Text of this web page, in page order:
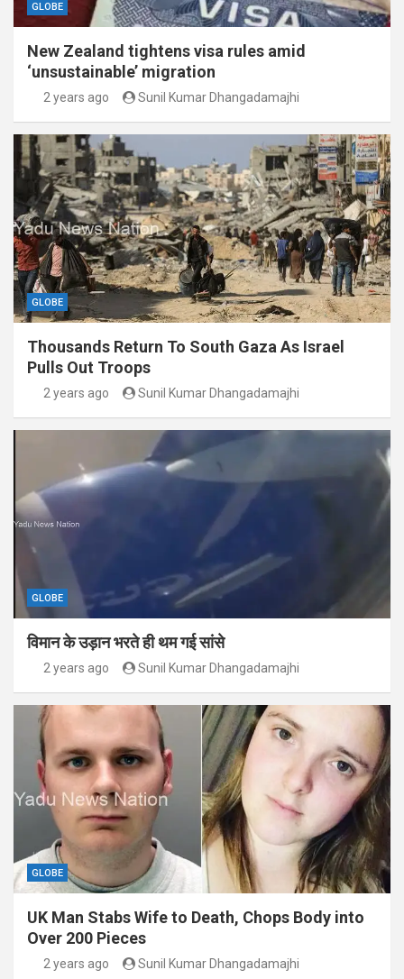
GLOBE
New Zealand tightens visa rules amid
‘unsustainable’ migration
2 years ago Sunil Kumar Dhangadamajhi
GLOBE
Thousands Return To South Gaza As Israel
Pulls Out Troops
2 years ago Sunil Kumar Dhangadamajhi
GLOBE
विमान के उड़ान भरते ही थम गई सांसे
2 years ago Sunil Kumar Dhangadamajhi
GLOBE
UK Man Stabs Wife to Death, Chops Body into
Over 200 Pieces
2 years ago Sunil Kumar Dhangadamajhi